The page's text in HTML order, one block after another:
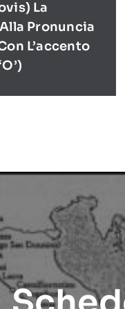
La
Pronuncia
L’accento